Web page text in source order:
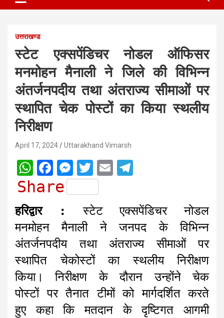
उत्तराखण्ड
स्टेट एक्सपेंडिचर नोडल ऑफिसर
मनमोहन मैनाली ने जिले की विभिन्न
अंतर्जनपदीय तथा अंतराज्य सीमाओं पर
स्थापित चेक पोस्टों का किया स्थलीय
निरीक्षण
April 17, 2024 Uttarakhand Vimarsh
W
h
t
s
A
p
p
F
a
e
b
o
o
k
M
e
s
e
n
g
e
r
T
w
i
t
t
e
r
E
i
l
l
e
g
r
a
m
Share
हरिद्वार :
स्टेट एक्सपेंडिचर नोडल
मनमोहन मैनाली ने जनपद के विभिन्न
अंतर्जनपदीय तथा अंतराज्य सीमाओं पर
स्थापित चेकोस्टों का स्थलीय निरीक्षण
किया। निरीक्षण के दौरान उन्होंने चेक
पोस्टों पर तैनात टीमों को मार्गदर्शित करते
हुए कहा कि मतदान के दृष्टिगत आगमी